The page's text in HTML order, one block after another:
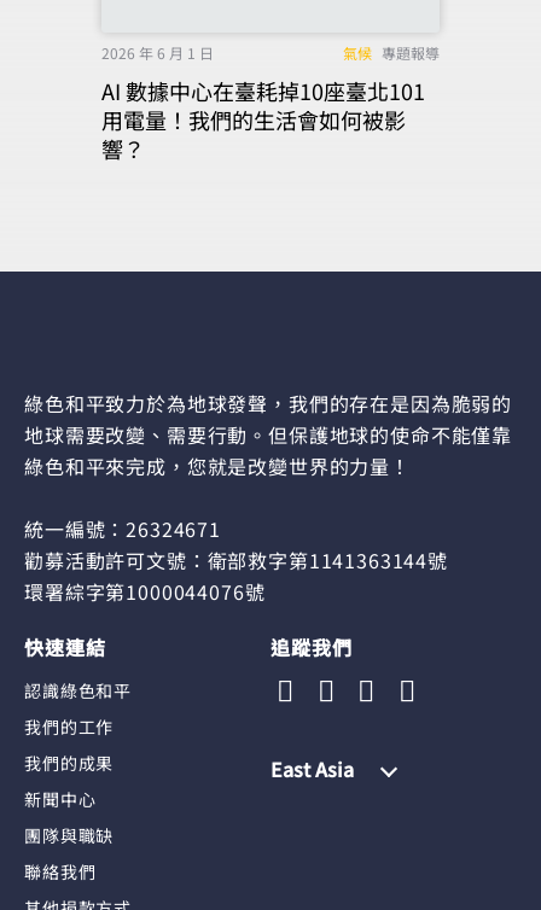
2026 年 6 月 1 日 氣候 專題報導
AI 數據中心在臺耗掉10座臺北101
用電量！我們的生活會如何被影
響？
綠色和平致力於為地球發聲，我們的存在是因為脆弱的
地球需要改變、需要行動。但保護地球的使命不能僅靠
綠色和平來完成，您就是改變世界的力量！
統一編號：26324671
勸募活動許可文號：衛部救字第1141363144號
環署綜字第1000044076號
快速連結
認識綠色和平
我們的工作
我們的成果
新聞中心
團隊與職缺
聯絡我們
追蹤我們
East Asia